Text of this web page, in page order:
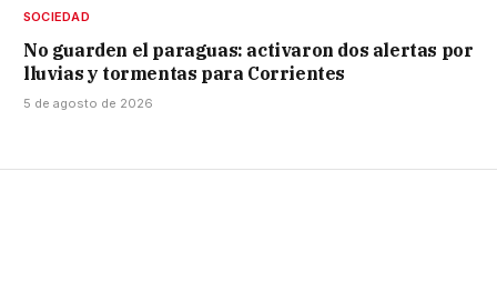
SOCIEDAD
No guarden el paraguas: activaron dos alertas por
lluvias y tormentas para Corrientes
5 de agosto de 2026